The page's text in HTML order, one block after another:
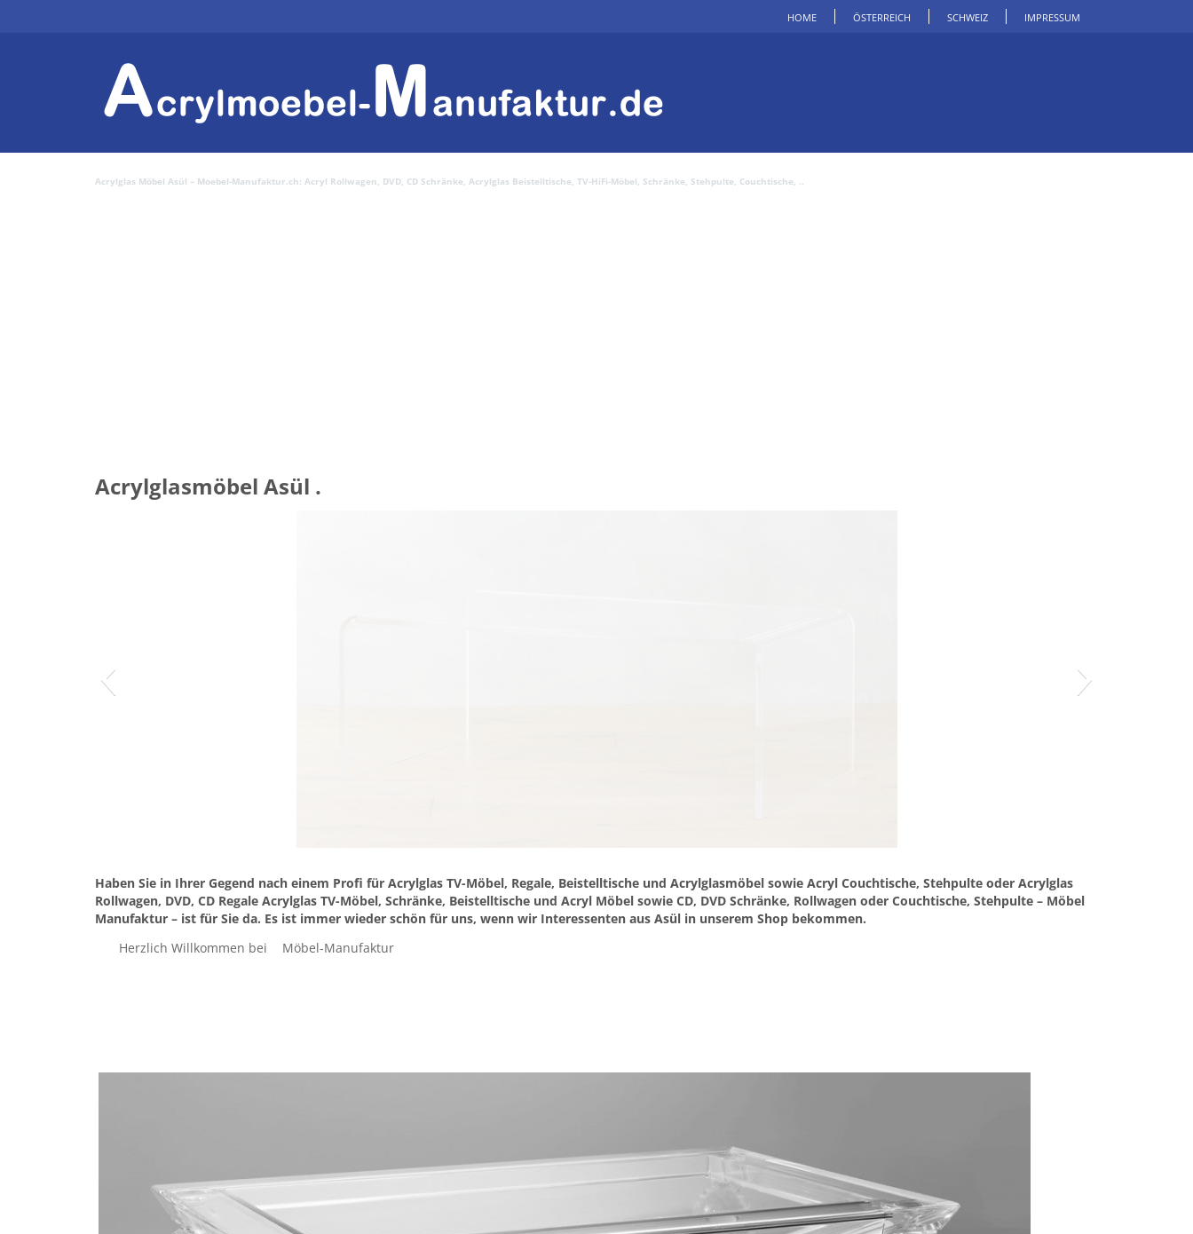
HOME ÖSTERREICH SCHWEIZ IMPRESSUM
Acrylglas Möbel Asül – Moebel-Manufaktur.ch: Acryl Rollwagen, DVD, CD Schränke, Acrylglas Beistelltische, TV-HiFi-Möbel, Schränke, Stehpulte, Couchtische, ..
Acrylglasmöbel Asül .
Haben Sie in Ihrer Gegend nach einem Profi für Acrylglas TV-Möbel, Regale, Beistelltische und Acrylglasmöbel sowie Acryl Couchtische, Stehpulte oder Acrylglas
Rollwagen, DVD, CD Regale Acrylglas TV-Möbel, Schränke, Beistelltische und Acryl Möbel sowie CD, DVD Schränke, Rollwagen oder Couchtische, Stehpulte – Möbel
Manufaktur – ist für Sie da. Es ist immer wieder schön für uns, wenn wir Interessenten aus Asül in unserem Shop bekommen.
Herzlich Willkommen bei
Möbel-Manufaktur